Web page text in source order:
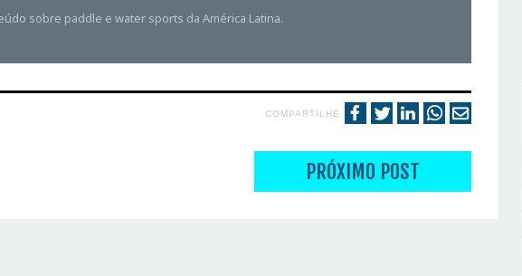
sobre paddle e water sports da América Latina.
COMPARTILHE
PRÓXIMO POST